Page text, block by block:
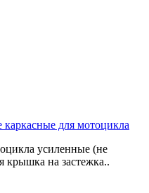
для мотоцикла
усиленные (не
крышка на застежка..